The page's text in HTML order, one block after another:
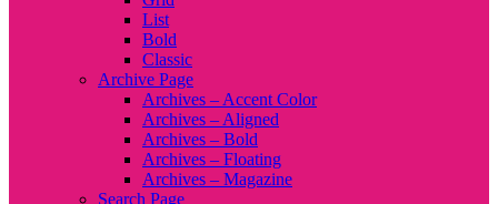
List
Bold
Classic
Archive Page
Archives – Accent Color
Archives – Aligned
Archives – Bold
Archives – Floating
Archives – Magazine
Search Page